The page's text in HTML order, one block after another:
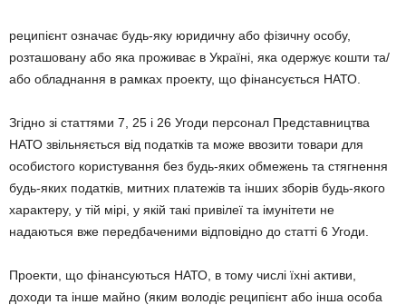
реципієнт означає будь-яку юридичну або фізичну особу,
розташовану або яка проживає в Україні, яка одержує кошти та/
або обладнання в рамках проекту, що фінансується НАТО.
Згідно зі статтями 7, 25 і 26 Угоди персонал Представництва
НАТО звільняється від податків та може ввозити товари для
особистого користування без будь-яких обмежень та стягнення
будь-яких податків, митних платежів та інших зборів будь-якого
характеру, у тій мірі, у якій такі привілеї та імунітети не
надаються вже передбаченими відповідно до статті 6 Угоди.
Проекти, що фінансуються НАТО, в тому числі їхні активи,
доходи та інше майно (яким володіє реципієнт або інша особа